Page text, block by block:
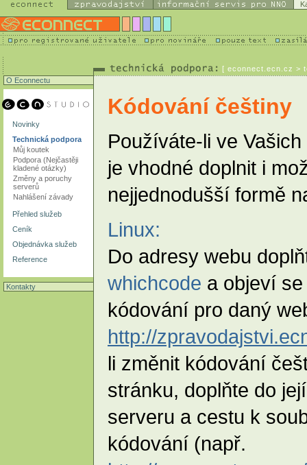
[ econnect.ecn.cz >
O Econnectu
Novinky
Technická podpora
Můj koutek
Podpora (Nejčastěji
kladené otázky)
Změny a poruchy
serverů
Nahlášení závady
Přehled služeb
Ceník
Objednávka služeb
Reference
Kontakty
Kódování češtiny
Používáte-li ve
je vhodné doplnit i
nejjednodušší formě
Linux:
Do adresy webu
whichcode a objeví
kódování pro daný
http://
li změnit kódování
stránku, doplňte do
serveru a cestu k
kódování (např.